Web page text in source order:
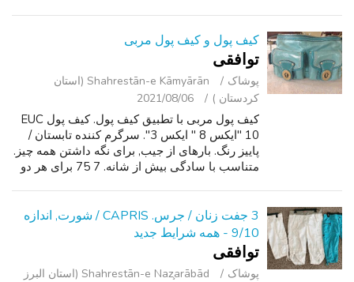
کیف پول و کیف پول مربی
توافقی
پوشاک
Shahrestān-e Kāmyārān (استان
کردستان )
2021/08/06
کیف پول مربی با تطبیق کیف پول. کیف پول EUC
10 "ایکس 8 " ایکس 3". سرگرم کننده تابستان /
پاییز رنگ. بارهای از جیب, برای نگه داشتن همه چیز.
متناسب با سادگی بیش از شانه. 7 75 برای هر دو
3 جفت زنان / جرس. CAPRIS / شورت, اندازه
9/10 - همه شرایط جدید
توافقی
پوشاک
Shahrestān-e Naz̧arābād (استان البرز